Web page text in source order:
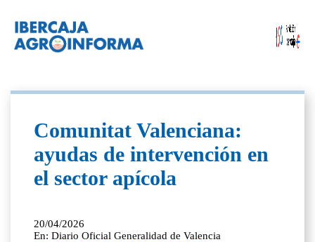
Comunitat Valenciana:
ayudas de intervención en
el sector apícola
20/04/2026
En: Diario Oficial Generalidad de Valencia